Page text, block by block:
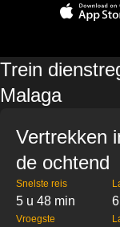
Trein
Malaga
Vertrekken
de ochtend
Snelste reis
5 u 48 min
Vroegste